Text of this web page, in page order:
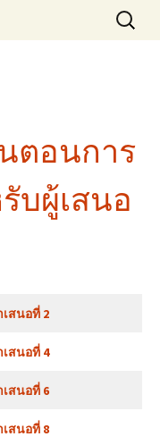
จัดการ
ระดับชาติ การ
2569 (MDTE
ค้นหา
สำหรับ:
ตอนการ
บผู้เสนอ
สนอที่ 2
สนอที่ 4
สนอที่ 6
สนอที่ 8